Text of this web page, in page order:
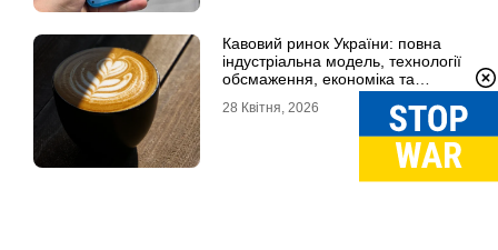
Кавовий ринок України: повна
індустріальна модель, технології
обсмаження, економіка та
28 Квітня, 2026